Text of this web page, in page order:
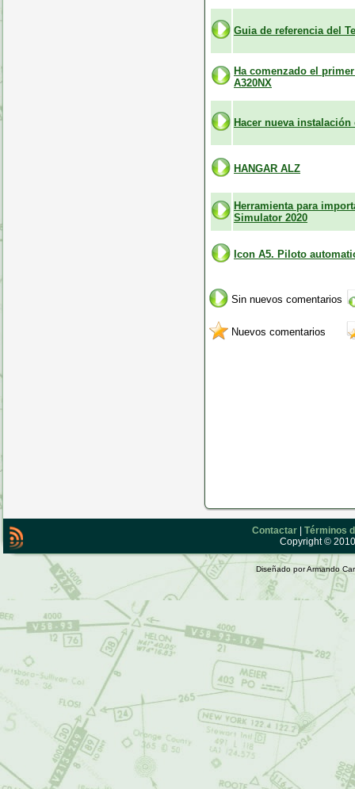
Guia de referencia del
Ha comenzado el
A320NX
Hacer nueva instalación
HANGAR ALZ
Herramienta para
Simulator 2020
Icon A5. Piloto
Sin nuevos comentarios
Nuevos comentarios
Contactar | Términos
Copyright ©
Diseñado por Armando